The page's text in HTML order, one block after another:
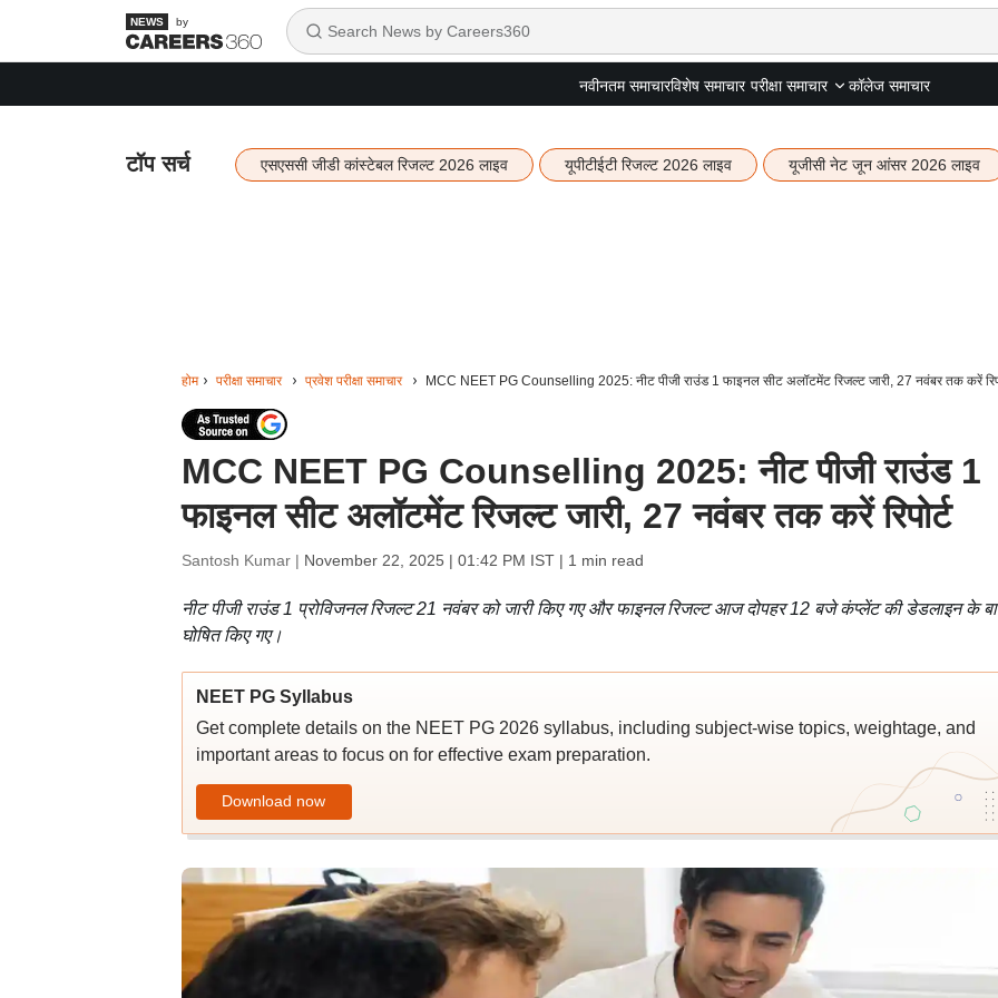
by
नवीनतम समाचारविशेष समाचार परीक्षा समाचार कॉलेज समाचार
टॉप सर्च एसएससी जीडी कांस्टेबल रिजल्ट 2026 लाइव यूपीटीईटी रिजल्ट 2026 लाइव यूजीसी नेट जून आंसर 2026 लाइव
होम परीक्षा समाचार प्रवेश परीक्षा समाचार MCC NEET PG Counselling 2025: नीट पीजी राउंड 1 फाइनल सीट अलॉटमेंट रिजल्ट जारी, 27 नवंबर तक करें
MCC NEET PG Counselling 2025: नीट पीजी राउंड 1
फाइनल सीट अलॉटमेंट रिजल्ट जारी, 27 नवंबर तक करें रिपोर्ट
Santosh Kumar | November 22, 2025 | 01:42 PM IST| 1 min read
नीट पीजी राउंड 1 प्रोविजनल रिजल्ट 21 नवंबर को जारी किए गए और फाइनल रिजल्ट आज दोपहर 12 बजे कंप्लेंट की डेडलाइन के
घोषित किए गए।
NEET PG Syllabus
Get complete details on the NEET PG 2026 syllabus, including subject-wise topics, weightage, and
important areas to focus on for effective exam preparation.
Download now